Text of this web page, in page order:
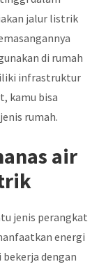
jalur listrik
di rumah
infrastruktur
kamu bisa
rumah.
air
jenis perangkat
energi
dengan